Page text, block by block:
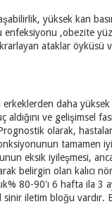
yüksek kan
,obezite
ataklar öyküsü
erkeklerden daha
aldığını ve gelişimsel
olarak, hastalar
tamamen
eksik iyileşmesi,
belirgin olan kalıcı
80-90'ı 6 hafta ila
iletim bloğu vardır.